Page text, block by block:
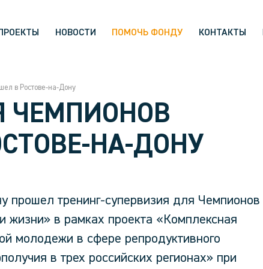
НОВОСТИ ПОМОЧЬ ФОНДУ КОНТАКТЫ
в Ростове-на-Дону
ЧЕМПИОНОВ
НА-ДОНУ
прошел тренинг-супервизия для Чемпионов
жизни» в рамках проекта «Комплексная
молодежи в сфере репродуктивного
в трех российских регионах» при